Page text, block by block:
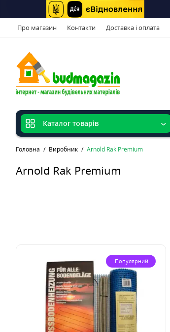
Про магазин Контакти Доставка і оплата
Головна Виробник Arnold Rak Premium
Arnold Rak Premium
Популярний
Каталог товарів